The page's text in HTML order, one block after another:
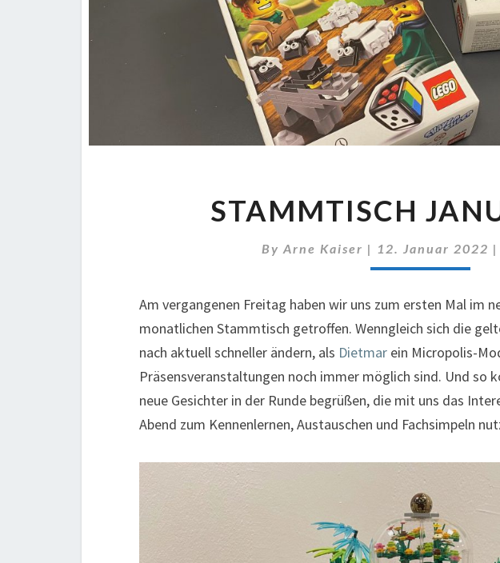
JANUAR
STAMMTISCH
By Arne Kaiser | 12. Januar 2022 |
Am vergangenen Freitag haben wir uns zum ersten Mal im
monatlichen Stammtisch getroffen. Wenngleich sich die
nach aktuell schneller ändern, als Dietmar ein Micropolis-
Präsensveranstaltungen noch immer möglich sind. Und so
neue Gesichter in der Runde begrüßen, die mit uns das
Abend zum Kennenlernen, Austauschen und Fachsimpeln